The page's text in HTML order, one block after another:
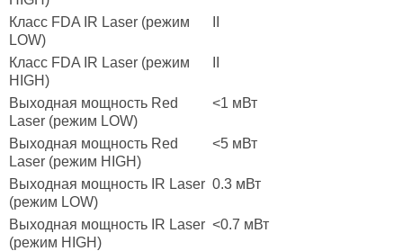
Класс FDA IR Laser (режим
LOW)
Класс FDA IR Laser (режим
HIGH)
Выходная мощность Red
Laser (режим LOW)
<1 мВт
Выходная мощность Red
Laser (режим HIGH)
<5 мВт
Выходная мощность IR Laser
(режим LOW)
0.3 мВт
Выходная мощность IR Laser
(режим HIGH)
<0.7 мВт